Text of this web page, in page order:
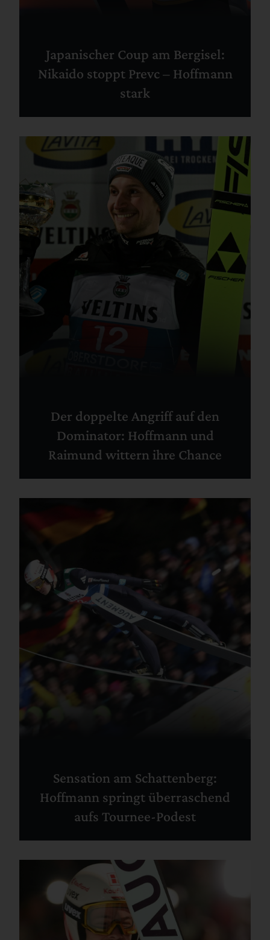
Japanischer Coup am Bergisel:
Nikaido stoppt Prevc – Hoffmann
stark
Der doppelte Angriff auf den
Dominator: Hoffmann und
Raimund wittern ihre Chance
Sensation am Schattenberg:
Hoffmann springt überraschend
aufs Tournee-Podest